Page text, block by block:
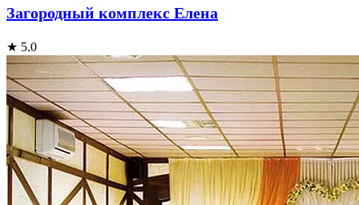
Загородный комплекс Елена
★ 5.0